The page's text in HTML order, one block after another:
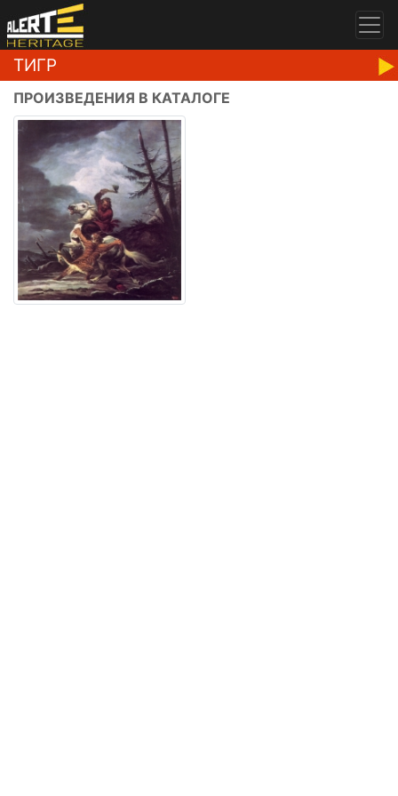
ТИГР
ПРОИЗВЕДЕНИЯ В КАТАЛОГЕ